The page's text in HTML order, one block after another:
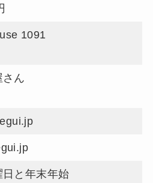
1091
さん
と年末年始